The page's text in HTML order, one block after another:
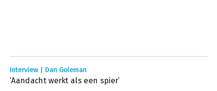
Interview | Dan Goleman
‘Aandacht werkt als een spier’